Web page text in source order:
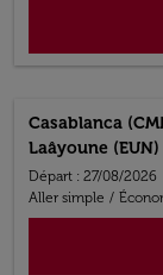
Casablanca
Laâyoune (EUN)
Départ : 27/08/2026
Aller simple /